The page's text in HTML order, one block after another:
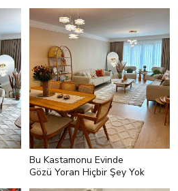
Bu Kastamonu Evinde
Gözü Yoran Hiçbir Şey Yok